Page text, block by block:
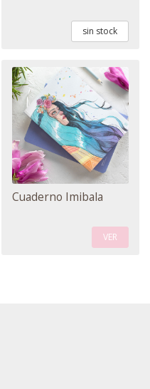
sin stock
Cuaderno Imibala
VER